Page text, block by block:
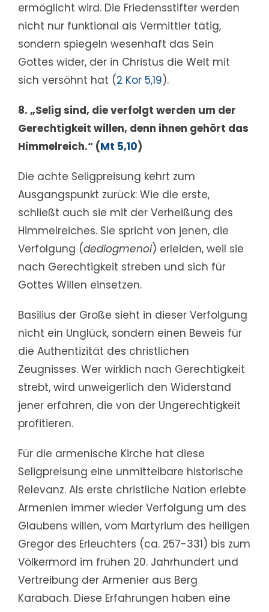
ermöglicht wird. Die Friedensstifter werden
nicht nur funktional als Vermittler tätig,
sondern spiegeln wesenhaft das Sein
Gottes wider, der in Christus die Welt mit
sich versöhnt hat (2 Kor 5,19).
8. „Selig sind, die verfolgt werden um der
Gerechtigkeit willen, denn ihnen gehört das
Himmelreich.“ (Mt 5,10)
Die achte Seligpreisung kehrt zum
Ausgangspunkt zurück: Wie die erste,
schließt auch sie mit der Verheißung des
Himmelreiches. Sie spricht von jenen, die
Verfolgung (dediogmenoi) erleiden, weil sie
nach Gerechtigkeit streben und sich für
Gottes Willen einsetzen.
Basilius der Große sieht in dieser Verfolgung
nicht ein Unglück, sondern einen Beweis für
die Authentizität des christlichen
Zeugnisses. Wer wirklich nach Gerechtigkeit
strebt, wird unweigerlich den Widerstand
jener erfahren, die von der Ungerechtigkeit
profitieren.
Für die armenische Kirche hat diese
Seligpreisung eine unmittelbare historische
Relevanz. Als erste christliche Nation erlebte
Armenien immer wieder Verfolgung um des
Glaubens willen, vom Martyrium des heiligen
Gregor des Erleuchters (ca. 257-331) bis zum
Völkermord im frühen 20. Jahrhundert und
Vertreibung der Armenier aus Berg
Karabach. Diese Erfahrungen haben eine